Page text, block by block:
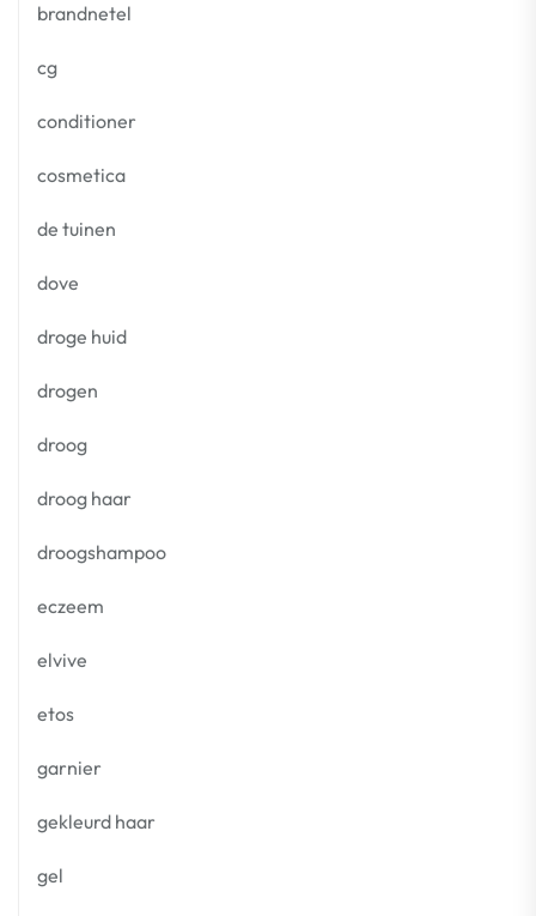
brandnetel
cg
conditioner
cosmetica
de tuinen
dove
droge huid
drogen
droog
droog haar
droogshampoo
eczeem
elvive
etos
garnier
gekleurd haar
gel